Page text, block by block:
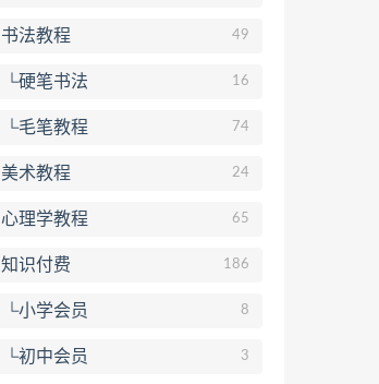
书法教程 49
└硬笔书法 16
└毛笔教程 74
美术教程 24
心理学教程 65
知识付费 186
└小学会员 8
└初中会员 3